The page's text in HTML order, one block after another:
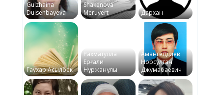
Gulzhaina
Duisenbayeva
Shakenova
Meruyert
Дархан
Гаухар Асылбек
Рахматулла
Ерғали
Нұржанұлы
Амангелдиев
Норсултан
Джумабаевич